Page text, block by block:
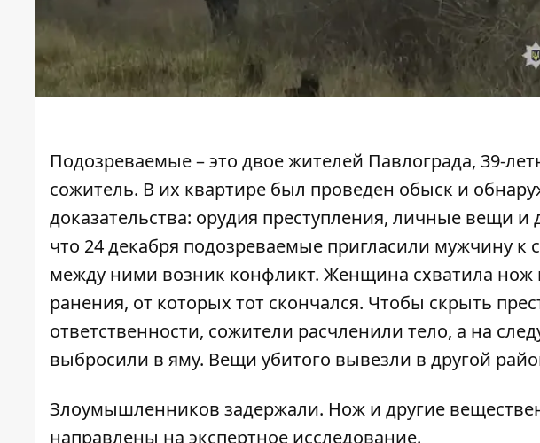
Подозреваемые – это двое жителей Павлограда, 39-
сожитель. В их квартире был проведен обыск и
доказательства: орудия преступления, личные вещи
что 24 декабря подозреваемые пригласили мужчину к
между ними возник конфликт. Женщина схватила нож
ранения, от которых тот скончался. Чтобы скрыть
ответственности, сожители расчленили тело, а на
выбросили в яму. Вещи убитого вывезли в другой
Злоумышленников задержали. Нож и другие
направлены на экспертное исследование.